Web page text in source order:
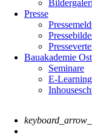
Presse
Bauakademie Ost
Seminare
E-